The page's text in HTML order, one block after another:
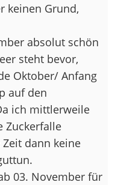
keinen Grund,
absolut schön
steht bevor,
Oktober/ Anfang
auf den
ich mittlerweile
Zuckerfalle
dann keine
03. November für